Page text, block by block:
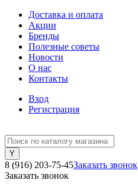
Доставка и оплата
Акции
Бренды
Полезные советы
Новости
О нас
Контакты
Вход
Регистрация
8 (916) 203-75-45Заказать звонок
Заказать звонок